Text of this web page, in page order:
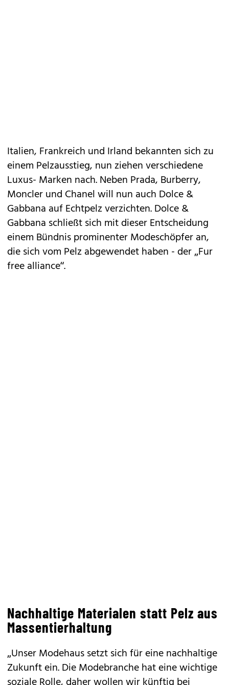
Italien, Frankreich und Irland bekannten sich zu
einem Pelzausstieg, nun ziehen verschiedene
Luxus- Marken nach. Neben Prada, Burberry,
Moncler und Chanel will nun auch Dolce &
Gabbana auf Echtpelz verzichten. Dolce &
Gabbana schließt sich mit dieser Entscheidung
einem Bündnis prominenter Modeschöpfer an,
die sich vom Pelz abgewendet haben - der „Fur
free alliance“.
Nachhaltige Materialen statt Pelz aus
Massentierhaltung
„Unser Modehaus setzt sich für eine nachhaltige
Zukunft ein. Die Modebranche hat eine wichtige